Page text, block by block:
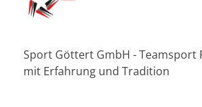
Sport Göttert GmbH - Teamsport
mit Erfahrung und Tradition